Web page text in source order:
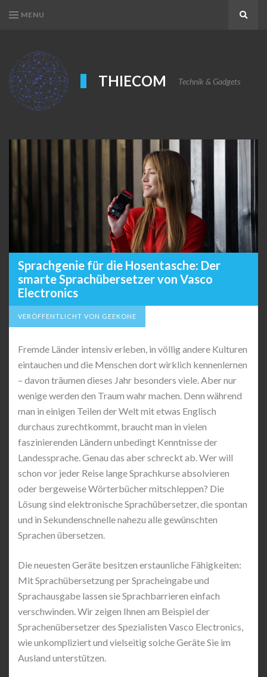
MENU
THIECOM Technik & Gadgets
Sprachgenie für die Hosentasche: Der
smarte Sprachübersetzer von Vasco
Electronics
VERÖFFENTLICHT VON GEEKONE
Fremde Länder intensiv erleben, in völlig andere Kulturen
eintauchen und die Menschen dort wirklich kennenlernen
– davon träumen dieses Jahr besonders viele. Aber nur
wenige werden den Traum wahr machen. Denn während
man in einigen Teilen der Welt mit etwas Englisch
durchaus zurechtkommt, braucht man in vielen
faszinierenden Ländern unbedingt Kenntnisse der
Landessprache. Genau das aber schreckt ab. Wer will
schon vor jeder Reise lange Sprachkurse absolvieren
oder bergeweise Wörterbücher mitschleppen? Die
Lösung sind elektronische Sprachübersetzer, die spontan
und in Sekundenschnelle nahezu alle gewünschten
Sprachen übersetzen.
Die neuesten Geräte besitzen erstaunliche Fähigkeiten:
Mit Sprachübersetzung per Spracheingabe und
Sprachausgabe lassen sie Sprachbarrieren einfach
verschwinden. Wir zeigen Ihnen am Beispiel der
Sprachenübersetzer des Spezialisten Vasco Electronics,
wie unkompliziert und vielseitig solche Geräte Sie im
Ausland unterstützen.